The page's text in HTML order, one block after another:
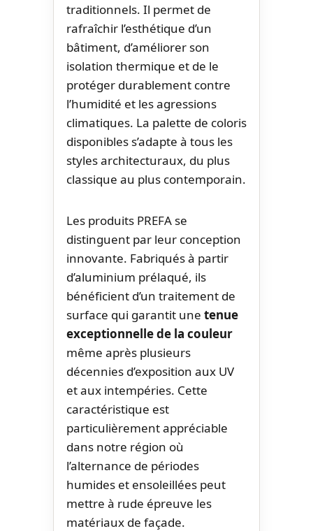
traditionnels. Il permet de
rafraîchir l’esthétique d’un
bâtiment, d’améliorer son
isolation thermique et de le
protéger durablement contre
l’humidité et les agressions
climatiques. La palette de coloris
disponibles s’adapte à tous les
styles architecturaux, du plus
classique au plus contemporain.
Les produits PREFA se
distinguent par leur conception
innovante. Fabriqués à partir
d’aluminium prélaqué, ils
bénéficient d’un traitement de
surface qui garantit une tenue
exceptionnelle de la couleur
même après plusieurs
décennies d’exposition aux UV
et aux intempéries. Cette
caractéristique est
particulièrement appréciable
dans notre région où
l’alternance de périodes
humides et ensoleillées peut
mettre à rude épreuve les
matériaux de façade.